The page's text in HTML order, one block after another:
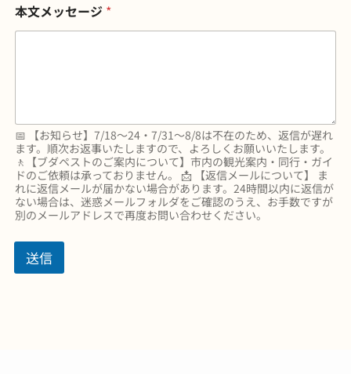
本文メッセージ *
📅 【お知らせ】7/18〜24・7/31〜8/8は不在のため、返信が遅れ
ます。順次お返事いたしますので、よろしくお願いいたします。
🚶【ブダペストのご案内について】市内の観光案内・同行・ガイ
ドのご依頼は承っておりません。 📩 【返信メールについて】 ま
れに返信メールが届かない場合があります。24時間以内に返信が
ない場合は、迷惑メールフォルダをご確認のうえ、お手数ですが
別のメールアドレスで再度お問い合わせください。
送信